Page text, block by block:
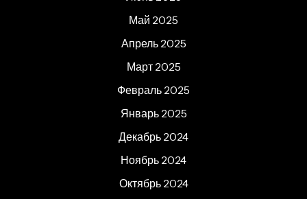
Май 2025
Апрель 2025
Март 2025
Февраль 2025
Январь 2025
Декабрь 2024
Ноябрь 2024
Октябрь 2024